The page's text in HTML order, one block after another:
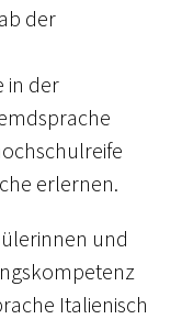
der
in der
erlernen.
und
Italienisch